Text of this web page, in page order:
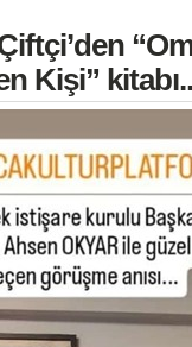
Kişi” kitabı..